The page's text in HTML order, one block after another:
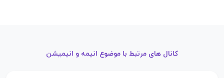
کانال های مرتبط با موضوع انیمه و انیمیشن